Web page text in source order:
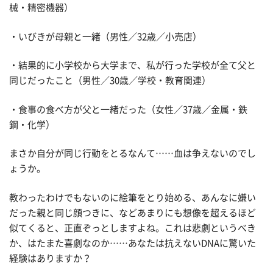
械・精密機器）
・いびきが母親と一緒（男性／32歳／小売店）
・結果的に小学校から大学まで、私が行った学校が全て父と
同じだったこと（男性／30歳／学校・教育関連）
・食事の食べ方が父と一緒だった（女性／37歳／金属・鉄
鋼・化学）
まさか自分が同じ行動をとるなんて……血は争えないのでし
ょうか。
教わったわけでもないのに絵筆をとり始める、あんなに嫌い
だった親と同じ顔つきに、などあまりにも想像を超えるほど
似てくると、正直ぞっとしますよね。これは悲劇というべき
か、はたまた喜劇なのか……あなたは抗えないDNAに驚いた
経験はありますか？